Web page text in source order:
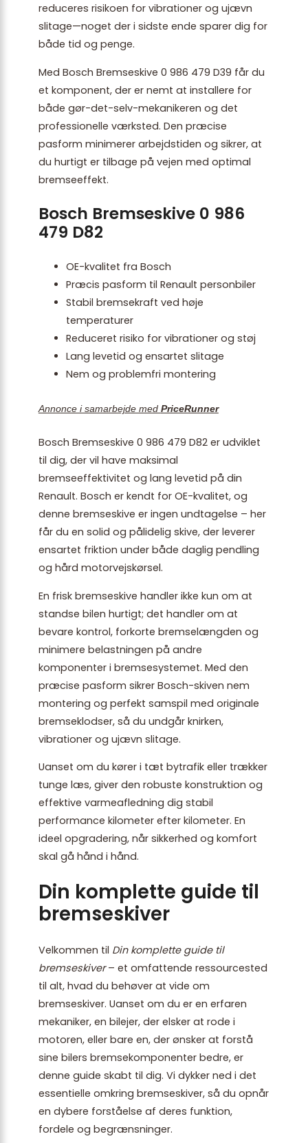
reduceres risikoen for vibrationer og ujævn
slitage—noget der i sidste ende sparer dig for
både tid og penge.
Med Bosch Bremseskive 0 986 479 D39 får du
et komponent, der er nemt at installere for
både gør-det-selv-mekanikeren og det
professionelle værksted. Den præcise
pasform minimerer arbejdstiden og sikrer, at
du hurtigt er tilbage på vejen med optimal
bremseeffekt.
Bosch Bremseskive 0 986
479 D82
OE-kvalitet fra Bosch
Præcis pasform til Renault personbiler
Stabil bremsekraft ved høje
temperaturer
Reduceret risiko for vibrationer og støj
Lang levetid og ensartet slitage
Nem og problemfri montering
Annonce i samarbejde med PriceRunner
Bosch Bremseskive 0 986 479 D82 er udviklet
til dig, der vil have maksimal
bremseeffektivitet og lang levetid på din
Renault. Bosch er kendt for OE-kvalitet, og
denne bremseskive er ingen undtagelse – her
får du en solid og pålidelig skive, der leverer
ensartet friktion under både daglig pendling
og hård motorvejskørsel.
En frisk bremseskive handler ikke kun om at
standse bilen hurtigt; det handler om at
bevare kontrol, forkorte bremselængden og
minimere belastningen på andre
komponenter i bremsesystemet. Med den
præcise pasform sikrer Bosch-skiven nem
montering og perfekt samspil med originale
bremseklodser, så du undgår knirken,
vibrationer og ujævn slitage.
Uanset om du kører i tæt bytrafik eller trækker
tunge læs, giver den robuste konstruktion og
effektive varmeafledning dig stabil
performance kilometer efter kilometer. En
ideel opgradering, når sikkerhed og komfort
skal gå hånd i hånd.
Din komplette guide til
bremseskiver
Velkommen til Din komplette guide til
bremseskiver– et omfattende ressourcested
til alt, hvad du behøver at vide om
bremseskiver. Uanset om du er en erfaren
mekaniker, en bilejer, der elsker at rode i
motoren, eller bare en, der ønsker at forstå
sine bilers bremsekomponenter bedre, er
denne guide skabt til dig. Vi dykker ned i det
essentielle omkring bremseskiver, så du opnår
en dybere forståelse af deres funktion,
fordele og begrænsninger.